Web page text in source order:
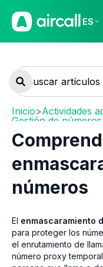
ES
Inicio>Actividades
Gestión de números
números
El enmascaramiento
para proteger los
el enrutamiento de
número proxy